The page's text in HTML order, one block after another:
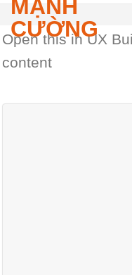
Open this in UX
content